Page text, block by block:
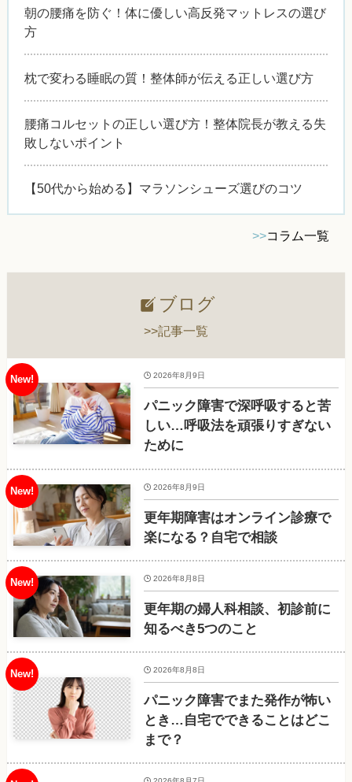
朝の腰痛を防ぐ！体に優しい高反発マットレスの選び
方
枕で変わる睡眠の質！整体師が伝える正しい選び方
腰痛コルセットの正しい選び方！整体院長が教える失
敗しないポイント
【50代から始める】マラソンシューズ選びのコツ
>>コラム一覧
ブログ
>>記事一覧
パニック障害で深呼吸すると苦
しい…呼吸法を頑張りすぎない
ために
2026年8月9日
更年期障害はオンライン診療で
楽になる？自宅で相談
2026年8月9日
更年期の婦人科相談、初診前に
知るべき5つのこと
2026年8月8日
パニック障害でまた発作が怖い
とき…自宅でできることはどこ
まで？
2026年8月8日